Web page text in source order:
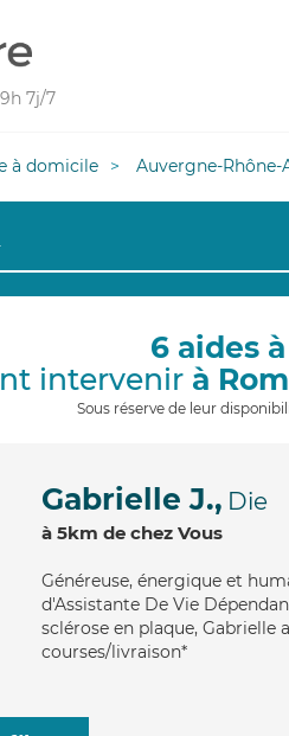
7j/7
à domicile Auvergne-Rhône-
6 aides
intervenir à
Sous réserve de leur
Gabrielle J., Die
à 5km de chez Vous
Généreuse, énergique et
d'Assistante De Vie
sclérose en plaque, Gabrielle
courses/livraison*